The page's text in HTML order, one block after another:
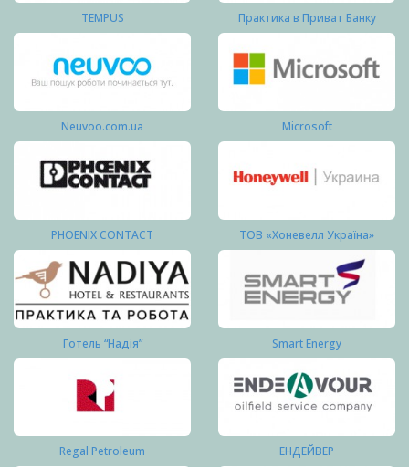
TEMPUS Практика в Приват Банку
Neuvoo.com.ua Microsoft
PHOENIX CONTACT ТОВ «Хоневелл Україна»
Готель “Надія” Smart Energy
Regal Petroleum ЕНДЕЙВЕР